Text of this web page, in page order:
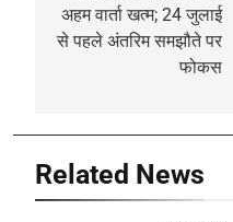
अहम वार्ता खत्म; 24 जुलाई
से पहले अंतरिम समझौते पर
फोकस
Related News